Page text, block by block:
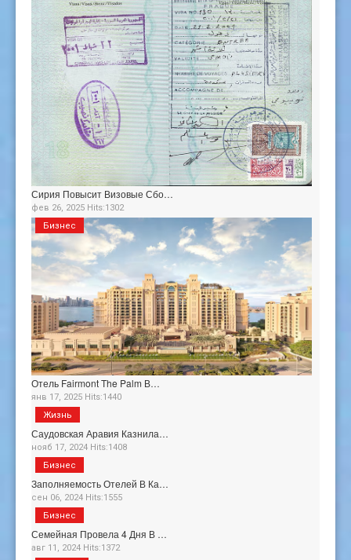
Сирия Повысит Визовые Сбо…
фев 26, 2025 Hits:1302
Отель Fairmont The Palm В…
янв 17, 2025 Hits:1440
Бизнес
Саудовская Аравия Казнила…
нояб 17, 2024 Hits:1408
Жизнь
Заполняемость Отелей В Ка…
сен 06, 2024 Hits:1555
Бизнес
Семейная Провела 4 Дня В …
авг 11, 2024 Hits:1372
Бизнес